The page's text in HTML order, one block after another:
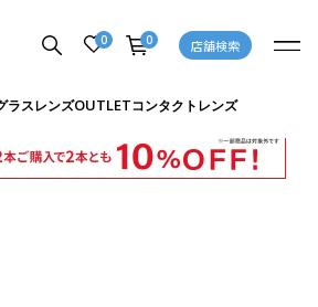
0 0 店舗検索
ラスレンズOUTLETコンタクトレンズ
商品詳細ページへ